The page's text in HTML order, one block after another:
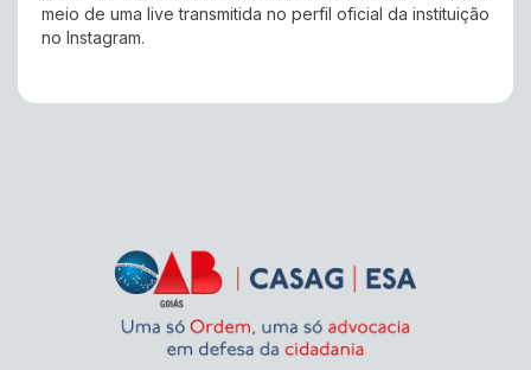
meio de uma live transmitida no perfil oficial da instituição
no Instagram.